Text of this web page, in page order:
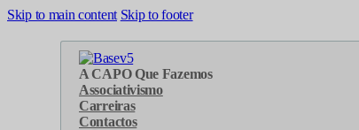
Skip to main content Skip to footer
A CAPO Que Fazemos
Associativismo
Carreiras
Contactos